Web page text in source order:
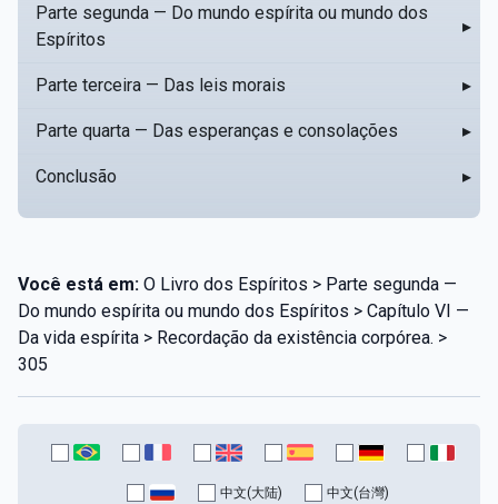
Parte segunda — Do mundo espírita ou mundo dos
Espíritos
▸
Parte terceira — Das leis morais ▸
Parte quarta — Das esperanças e consolações ▸
Conclusão ▸
Você está em: O Livro dos Espíritos > Parte segunda —
Do mundo espírita ou mundo dos Espíritos > Capítulo VI —
Da vida espírita > Recordação da existência corpórea. >
305
中文(大陆) 中文(台灣)